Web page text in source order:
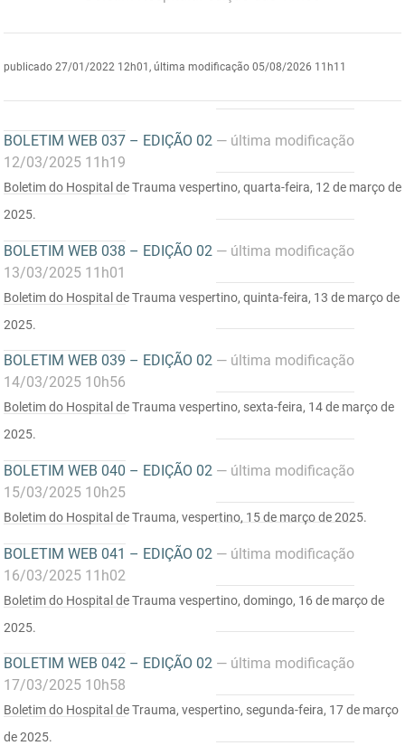
Desenvolvimento Humano
Empreender
Secretaria de Fazenda
Infraestrutura e dos Recursos Hídricos
Juventude, Esporte e Lazer
Mulher e da Diversidade Humana
Procuradoria Geral do Estado
Saúde
Segurança e Defesa Social
Turismo e Desenvolvimento Econômico
DETRAN
EMPAER
ESPEP
EPC
Fapesq
Fundação Casa de José Américo
FUNDAC
FUNESC
IASS
IPHAEP
JUCEP
LIFESA
LOTEP
Ouvidoria Geral do Estado
publicado 27/01/2022 12h01, última modificação 05/08/2026 11h11
BOLETIM WEB 037 – EDIÇÃO 02 — última modificação
12/03/2025 11h19
Boletim do Hospital de Trauma vespertino, quarta-feira, 12 de março de
2025.
BOLETIM WEB 038 – EDIÇÃO 02 — última modificação
13/03/2025 11h01
Boletim do Hospital de Trauma vespertino, quinta-feira, 13 de março de
2025.
BOLETIM WEB 039 – EDIÇÃO 02 — última modificação
14/03/2025 10h56
Boletim do Hospital de Trauma vespertino, sexta-feira, 14 de março de
2025.
BOLETIM WEB 040 – EDIÇÃO 02 — última modificação
15/03/2025 10h25
Boletim do Hospital de Trauma, vespertino, 15 de março de 2025.
BOLETIM WEB 041 – EDIÇÃO 02 — última modificação
16/03/2025 11h02
Boletim do Hospital de Trauma vespertino, domingo, 16 de março de
2025.
BOLETIM WEB 042 – EDIÇÃO 02 — última modificação
17/03/2025 10h58
Boletim do Hospital de Trauma, vespertino, segunda-feira, 17 de março
de 2025.